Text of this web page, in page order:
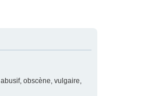
obscène, vulgaire,